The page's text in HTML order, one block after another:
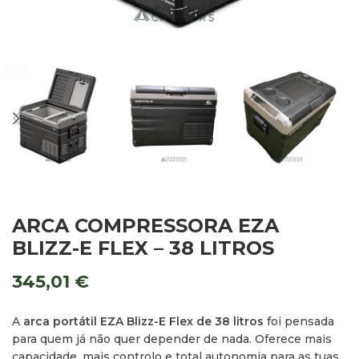
ARCA COMPRESSORA EZA
BLIZZ-E FLEX – 38 LITROS
345,01 €
A arca portátil EZA Blizz-E Flex de 38 litros foi pensada
para quem já não quer depender de nada. Oferece mais